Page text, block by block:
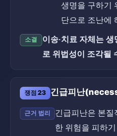
생명을 구하기
단으로 조난에
소결
이송·치료 자체는
로 위법성이 조각될
쟁점 23 긴급피난
근거 법리
긴급피난은 본질
한 위험을 피하